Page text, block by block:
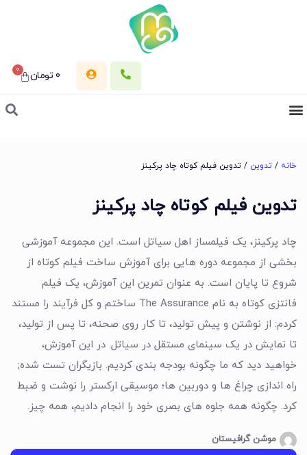
0 تومان 0
خانه / تدوین / تدوین فیلم کوتاه چاد پرکینز
تدوین فیلم کوتاه چاد پرکینز
چاد پرکینز، یک فیلمساز اهل سیاتل است. این مجموعه آموزشی
بخشی از مجموعه دوره هایی برای آموزش ساخت فیلم کوتاه از
شروع تا پایان است. به عنوان تمرین این آموزش، یک فیلم
فانتزی کوتاه به نام The Assurance ساختم و کل فرآیند را مستند
کردم: از نوشتن و پیش تولید، تا کار روی صحنه، تا پس از تولید،
تا نمایش در یک سینمای مستقل در سیاتل. در این آموزش،
خواهید دید که ما چگونه بودجه بندی کردیم. بازیگران تست شده;
راه اندازی چراغ ها و دوربین ها؛ موسیقی ارکستر را نوشت و ضبط
کرد. چگونه همه جلوه های بصری خود را انجام دادیم، همه چیز.
موشن گرافیستان